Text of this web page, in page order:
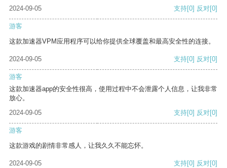
2024-09-05 支持[0] 反对[0]
游客
这款加速器VPM应用程序可以给你提供全球覆盖和最高安全性的连接。
2024-09-05 支持[0] 反对[0]
游客
这款加速器app的安全性很高，使用过程中不会泄露个人信息，让我非常
放心。
2024-09-05
支持[0] 反对[0]
游客
这款游戏的剧情非常感人，让我久久不能忘怀。
2024-09-05 支持[0] 反对[0]